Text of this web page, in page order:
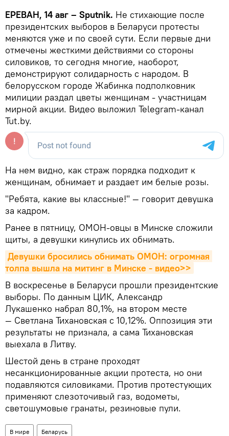
ЕРЕВАН, 14 авг – Sputnik. Не стихающие после
президентских выборов в Беларуси протесты
меняются уже и по своей сути. Если первые дни
отмечены жесткими действиями со стороны
силовиков, то сегодня многие, наоборот,
демонстрируют солидарность с народом. В
белорусском городе Жабинка подполковник
милиции раздал цветы женщинам - участницам
мирной акции. Видео выложил Telegram-канал
Tut.by.
На нем видно, как страж порядка подходит к
женщинам, обнимает и раздает им белые розы.
"Ребята, какие вы классные!" — говорит девушка
за кадром.
Ранее в пятницу, ОМОН-овцы в Минске сложили
щиты, а девушки кинулись их обнимать.
Девушки бросились обнимать ОМОН: огромная
толпа вышла на митинг в Минске - видео>>
В воскресенье в Беларуси прошли президентские
выборы. По данным ЦИК, Александр
Лукашенко набрал 80,1%, на втором месте
— Светлана Тихановская с 10,12%. Оппозиция эти
результаты не признала, а сама Тихановская
выехала в Литву.
Шестой день в стране проходят
несанкционированные акции протеста, но они
подавляются силовиками. Против протестующих
применяют слезоточивый газ, водометы,
светошумовые гранаты, резиновые пули.
В мире Беларусь